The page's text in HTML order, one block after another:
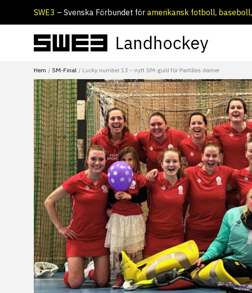
SWE3 – Svenska Förbundet för amerikansk fotboll, baseboll,
Landhockey
Hem SM-Final Lucky number 13 – nytt SM-guld för Partilles damer